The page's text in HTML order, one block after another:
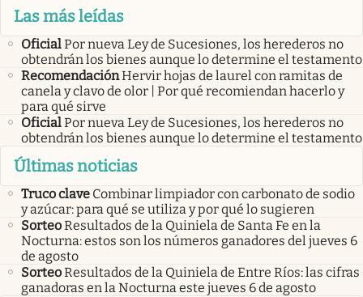
Las más leídas
OficialPor nueva Ley de Sucesiones, los herederos no
obtendrán los bienes aunque lo determine el testamento
RecomendaciónHervir hojas de laurel con ramitas de
canela y clavo de olor | Por qué recomiendan hacerlo y
para qué sirve
OficialPor nueva Ley de Sucesiones, los herederos no
obtendrán los bienes aunque lo determine el testamento
Últimas noticias
Truco clave Combinar limpiador con carbonato de sodio
y azúcar: para qué se utiliza y por qué lo sugieren
SorteoResultados de la Quiniela de Santa Fe en la
Nocturna: estos son los números ganadores del jueves 6
de agosto
SorteoResultados de la Quiniela de Entre Ríos: las cifras
ganadoras en la Nocturna este jueves 6 de agosto